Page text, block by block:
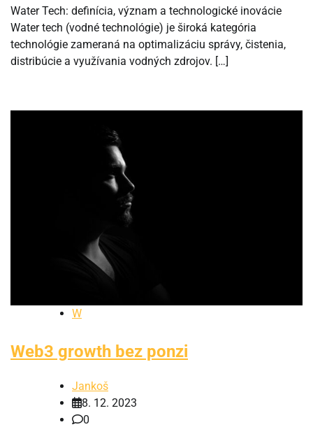
Water Tech: definícia, význam a technologické inovácie
Water tech (vodné technológie) je široká kategória
technológie zameraná na optimalizáciu správy, čistenia,
distribúcie a využívania vodných zdrojov. […]
W
Web3 growth bez ponzi
Jankoš
8. 12. 2023
0